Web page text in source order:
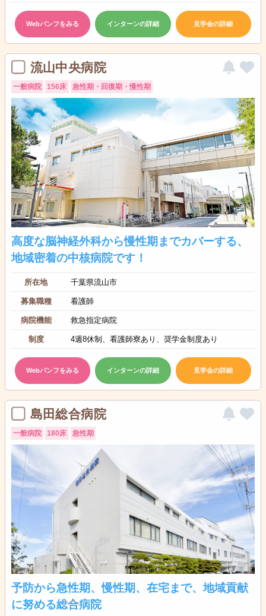
Webパンフをみる インターンの詳細 見学会の詳細
流山中央病院
一般病院 156床 急性期・回復期・慢性期
高度な脳神経外科から慢性期までカバーする、
地域密着の中核病院です！
所在地 千葉県流山市
募集職種 看護師
病院機能 救急指定病院
制度 4週8休制、看護師寮あり、奨学金制度あり
Webパンフをみる インターンの詳細 見学会の詳細
島田総合病院
一般病院 180床 急性期
予防から急性期、慢性期、在宅まで、地域貢献
に努める総合病院